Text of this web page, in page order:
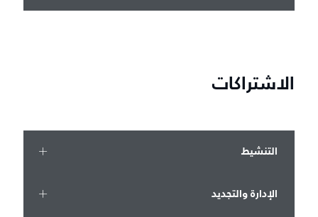
الاشتراكات
التنشيط
الإدارة والتجديد